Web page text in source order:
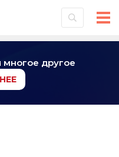
многое другое